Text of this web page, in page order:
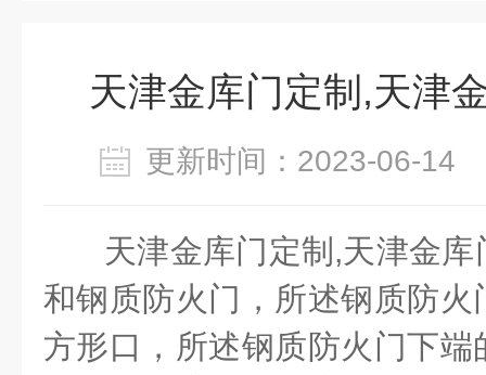
天津金库门定制,天津
更新时间：2023-06-
天津金库门定制 ,天津金库
和钢质防火门，所述钢质防
方形口，所述钢质防火门下